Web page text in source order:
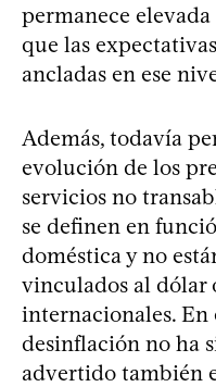
permanece
que las
ancladas en ese
Además, todavía
evolución de los
servicios no
se definen en
doméstica y no
vinculados al dólar
internacionales. En
desinflación no ha
advertido también